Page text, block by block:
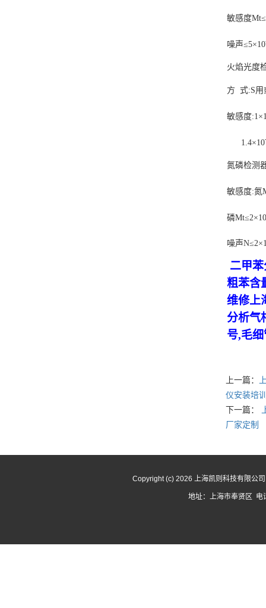
敏感度Mt≤
噪声≤5×10
火焰光度
方 式:S用
敏感度:1 ×
1.4×10
氮磷检测
敏感度:氮
磷Mt≤2×10
噪声N≤2×
二甲
粗苯含
维修上
分析气
号,毛
上一篇：
仪安装培
下一篇：
厂家定制
Copyright (c) 2026 上海凯则科技有限公
地址：上海市奉贤区